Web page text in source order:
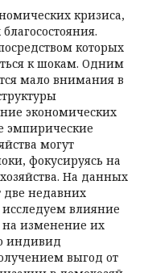
кризиса,
которых
к шокам. Одним
мало внимания в
экономических
эмпирические
могут
фокусируясь на
На данных
недавних
влияние
на изменение их
индивид
выгод от